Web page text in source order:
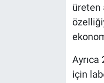
üreten
için